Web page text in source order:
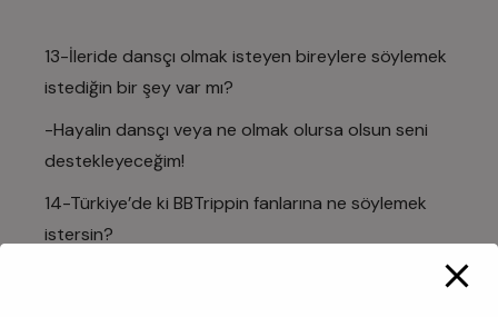
13-İleride dansçı olmak isteyen bireylere söylemek
istediğin bir şey var mı?
-Hayalin dansçı veya ne olmak olursa olsun seni
destekleyeceğim!
14-Türkiye’de ki BBTrippin fanlarına ne söylemek
istersin?